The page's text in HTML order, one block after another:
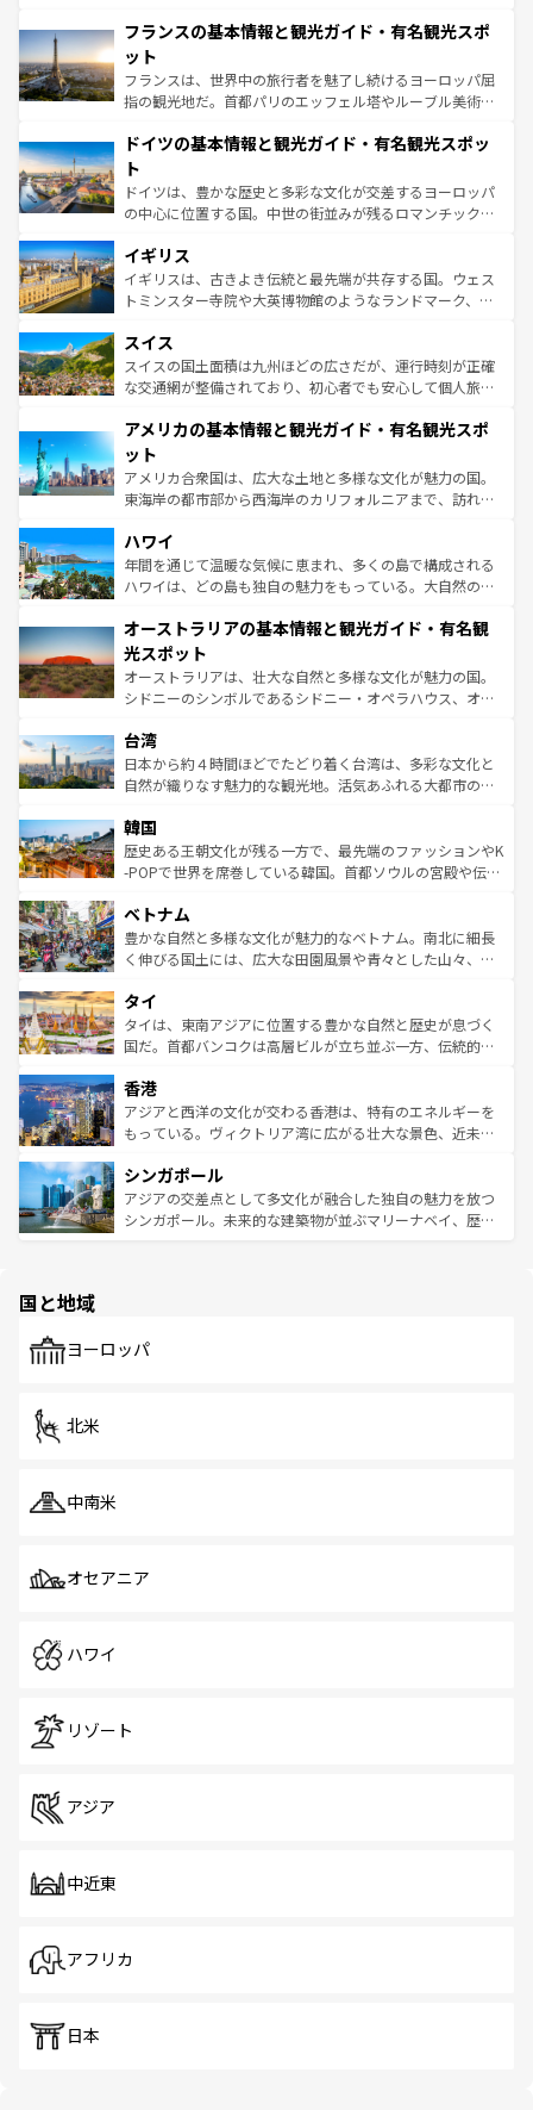
なお、新着のイタリア情報はコンテンツ一覧を参照してほ
しい。
文化が根付くこの国では、情熱的なフラメンコ、熱気あふ
れる闘牛、そして美味しいタパスが生活の一部となってい
る。首都マドリードの洗練された雰囲気や、バルセロナの
アートに溢れた街角から、地方では古代ローマ遺跡や中世
せる。地方によって風土や気候が異なるスペインはその個
ンテンツ一覧 を参照してほしい。
フランスの基本情報と観光ガイド・有名観光スポ
ット
フランスは、世界中の旅行者を魅了し続けるヨーロッパ屈
指の観光地だ。首都パリのエッフェル塔やルーブル美術館
で、幅広い魅力が詰まっている。華麗な宮殿、歴史的な大
聖堂、美しいビーチ、そして豊かな自然が、訪れる者を心
から魅了する。また、フランスは美食の国としても知ら
れ、フランス料理はユネスコ無形文化遺産にも登録されて
香り高いラベンダー畑など、多彩な楽しみ方が可能だ。さ
らに、パリ以外の地域にも魅力が溢れており、どの街角に
も豊かな歴史と文化が息づいている。パリ以外の個性あふ
を参照してほしい。
ドイツの基本情報と観光ガイド・有名観光スポッ
ト
ドイツは、豊かな歴史と多彩な文化が交差するヨーロッパ
の中心に位置する国。中世の街並みが残るロマンチック街
顔を持つこの国は、どこを歩いても飽きることがない。ベ
ルリンの文化的活気、バイエルン州のアルプスの絶景、そ
してライン川沿いのワイン畑といった風景は必見。ビール
は、お酒好きな人にはぜひ体験してほしい。 なお、新着の
ドイツ情報はコンテンツ一覧を参照してほしい。
イギリス
イギリスは、古きよき伝統と最先端が共存する国。ウェス
トミンスター寺院や大英博物館のようなランドマーク、歴
リアごとに異なる魅力がある。また、優雅なアフタヌーン
ティー、ビール好きにはたまらない英国パブ、サッカー観
戦など、本場だからこそできる体験も豊富。イギリスを旅
ンツ一覧を参照してほしい。
スイス
スイスの国土面積は九州ほどの広さだが、運行時刻が正確
な交通網が整備されており、初心者でも安心して個人旅行
の建物がそのまま残る町や、スイスならではのユニークな
博物館もあり、アルプス観光だけでなく町歩きも満喫する
ことができる。国民の所得が高いため物価も高いが、旅行
者向けの交通パス提供のサービスもあり、うまく活用すれ
着のスイス情報は
アメリカの基本情報と観光ガイド・有名観光スポ
ット
アメリカ合衆国は、広大な土地と多様な文化が魅力の国。
東海岸の都市部から西海岸のカリフォルニアまで、訪れる
のような巨大都市は、観光、ショッピング、エンターテイ
ンメントが詰まった刺激的なスポットだ。一方、アメリカ
西部には大自然が広がり、グランドキャニオンやイエロー
部のニューオーリンズでは、音楽と美食が融合した独特の
文化が魅力。旅行者はアメリカの各地域で異なる魅力を楽
しみながら、その多様性と豊かな歴史を感じることができ
るだろう。車でのロードトリップや列車の旅も、アメリカ
情報は
ハワイ
年間を通じて温暖な気候に恵まれ、多くの島で構成される
ハワイは、どの島も独自の魅力をもっている。大自然の神
ワイ島は見逃せない。また、定番の観光地といえばオアフ
島だが、静かな自然を求めるならマウイ島やカウアイ島が
おすすめ。エメラルドグリーンに輝く海をはじめ、豊かな
文化や歴史が息づいている。「アロハスピリット」と呼ば
人々、おいしいローカルフードやハワイアンミュージッ
ク、伝統的なフラダンスなど、すべてがハワイの魅力を彩
っている。訪れるたびに新しい発見と感動が待っているハ
はコンテンツ一覧
オーストラリアの基本情報と観光ガイド・有名観
光スポット
オーストラリアは、壮大な自然と多様な文化が魅力の国。
シドニーのシンボルであるシドニー・オペラハウス、オー
リアリーフや大陸中央部にそびえるウルル（エアーズロッ
ク）、タスマニアの美しい原生林やケアンズの熱帯雨林な
ど、見どころがたくさん。また、カフェやワイン、オージ
いる。アクティビティも充実しており、サーフィンやダイ
ビング、ハイキングなど、アウトドア好きにはたまらな
い。オーストラリアの多彩な魅力を存分に味わいつくそ
参照してほしい。
台湾
日本から約４時間ほどでたどり着く台湾は、多彩な文化と
自然が織りなす魅力的な観光地。活気あふれる大都市の台
ン）、静ひつな山岳地帯である台湾東部など、都市の喧騒
と山間の静けさが共存しており、訪れる人に新しい発見と
驚きをもたらしてくれる。また、奥深い台湾の食文化も魅
容にもいいと評判のスイーツなど、バラエティ豊かな料理
が味わえる。 なお、新着の台湾情報は コンテンツ一覧を参
照してほしい。
韓国
歴史ある王朝文化が残る一方で、最先端のファッションやK
-POPで世界を席巻している韓国。首都ソウルの宮殿や伝統
き、地方に足を延ばせば四季折々の自然美を楽しむことが
できる。そして、キムチや焼肉、絶品のストリートフード
まで、さまざまな韓国料理が待っている。夜には、韓国な
リティに包まれながら、韓国の多彩な魅力を心ゆくまで味
わってみてほしい。 なお、新着の韓国情報はコンテンツ一
覧を参照してほしい。
ベトナム
豊かな自然と多様な文化が魅力的なベトナム。南北に細長
く伸びる国土には、広大な田園風景や青々とした山々、世
急速な発展と共に伝統が息づく。ハノイの古い町並みやホ
ーチミン市のフランス統治時代の建物も、独特の雰囲気を
醸し出している。また、バラエティの豊かさとおいしさで
とつ。フォーやバインミー、ベトナムコーヒーなどは、ぜ
ひ現地で味わいたい。どの地域を訪れてもあたたかい人々
が旅行者を迎えてくれるので、きっと忘れられない旅にな
参照してほしい。
タイ
タイは、東南アジアに位置する豊かな自然と歴史が息づく
国だ。首都バンコクは高層ビルが立ち並ぶ一方、伝統的な
の活気が交差している。北部ではチェンマイなどの山岳地
帯で自然と触れ合い、南部ではプーケットやクラビの美し
いビーチでリゾート気分を楽しむことができる。タイ料理
激する。気候は一年中温暖で、どの季節にも異なる楽しみ
が待っている。親しみやすいタイの人々、仏教を中心とし
た文化、そして多様な観光資源が、訪れる旅人を魅了し続
香港
アジアと西洋の文化が交わる香港は、特有のエネルギーを
もっている。ヴィクトリア湾に広がる壮大な景色、近未来
み、どこを訪れても感動するはず。観光スポットが密集し
ており、効率よく見どころを回れるのも魅力。息をのむよ
うな絶景から文化的な体験まで、香港を存分に楽しみ尽く
シンガポール
アジアの交差点として多文化が融合した独自の魅力を放つ
シンガポール。未来的な建築物が並ぶマリーナベイ、歴史
で、ホーカーズは地元の風情を楽しめる外せないスポット
国と地域
ヨーロッパ
北米
中南米
オセアニア
ハワイ
リゾート
アジア
中近東
アフリカ
日本